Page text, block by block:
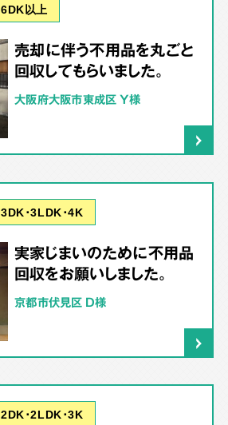
6DK以上
売却に伴う不用品を丸ごと
回収してもらいました。
大阪府大阪市東成区 Y様
3DK･3LDK･4K
実家じまいのために不用品
回収をお願いしました。
京都市伏見区 D様
2DK･2LDK･3K